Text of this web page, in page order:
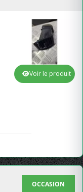
Voir le produit
OCCASION